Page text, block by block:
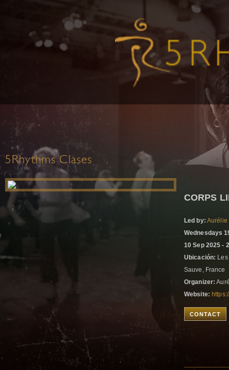
5Rhythms Clases
CORPS
Led by: Aurélie
Wednesdays
10 Sep 2025 -
Ubicación:
Sauve, France
Organizer:
Website:
CONTACT